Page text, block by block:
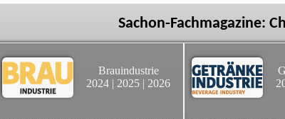
Sachon-Fachmagazine:
Brauindustrie
2024 | 2025 | 2026